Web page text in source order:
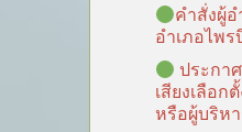
คำสั่งผู้
อำเภอไพ
ประกา
เสียงเลือ
หรือผู้บริห